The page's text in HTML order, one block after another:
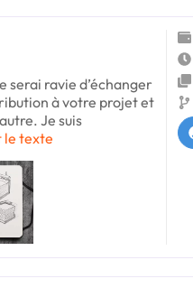
serai ravie d’échanger
à votre projet et
Je suis
le texte